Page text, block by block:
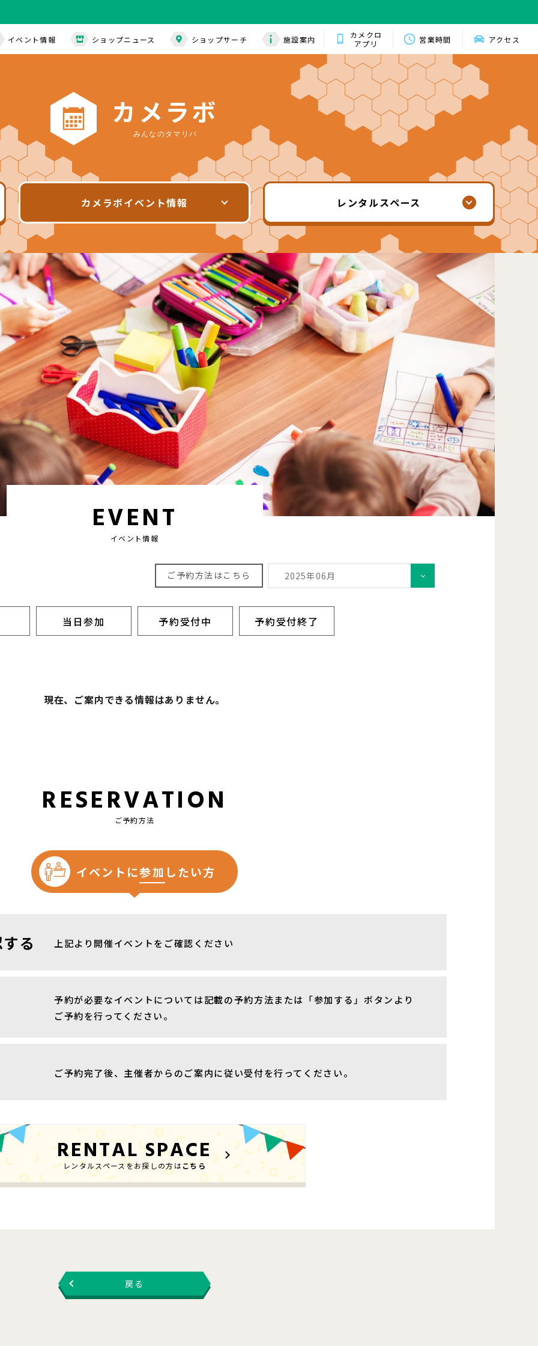
イベント情報 ショップニュース ショップサーチ 施設案内
カメクロ
アプリ
営業時間 アクセス
カ メ ラボ
みんなのタマリバ
カメラボイベント情報 レンタルスペース
EVENT
イベント情報
ご予約方法はこちら 2025年06月
当日参加 予約受付中 予約受付終了
現在、ご案内できる情報はありません。
RESERVATION
ご予約方法
イベントに参加 したい方
る 上記より開催イベントをご確認ください
予約が必要なイベントについては記載の予約方法または「参加する」ボタンより
ご予約を行ってください。
ご予約完了後、主催者からのご案内に従い受付を行ってください。
RENTAL SPACE
レンタルスペースをお探しの方はこちら
戻る